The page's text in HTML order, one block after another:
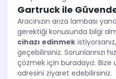
Gartruck ile
Aracınızın arıza lambası
gerektiği konusunda bilgi
cihazı edinmek
geçebilirsiniz. Sorunlarınızı
çözmek için buradayız. Bize
adresini ziyaret edebilirsiniz.